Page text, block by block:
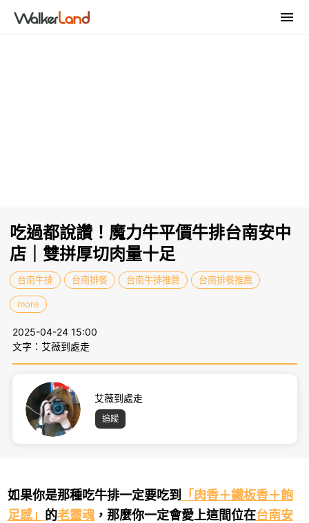
吃過都說讚！魔力牛平價牛排台南安中
店｜雙拼厚切肉量十足
台南牛排 台南排餐 台南牛排推薦 台南排餐推薦
more
2025-04-24 15:00
文字：艾薇到處走
艾薇到處走
追蹤
如果你是那種吃牛排一定要吃到
「肉香＋鐵板香＋飽
足感」 的老靈魂，那麼你一定會愛上這間位在台南安